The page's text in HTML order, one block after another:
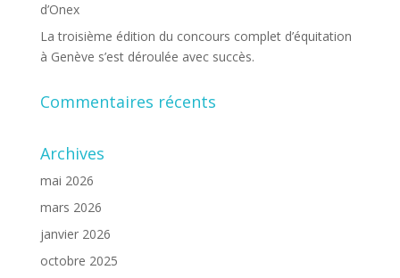
d’Onex
La troisième édition du concours complet d’équitation
à Genève s’est déroulée avec succès.
Commentaires récents
Archives
mai 2026
mars 2026
janvier 2026
octobre 2025